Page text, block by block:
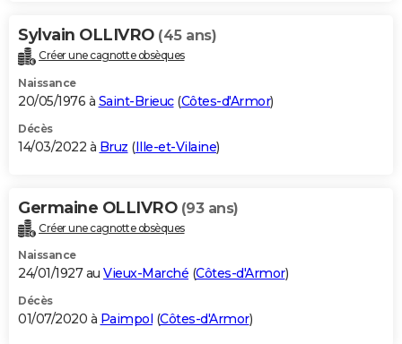
Sylvain OLLIVRO (45 ans)
Créer une cagnotte obsèques
Naissance
20/05/1976 à Saint-Brieuc(Côtes-d'Armor)
Décès
14/03/2022 à Bruz (Ille-et-Vilaine)
Germaine OLLIVRO (93 ans)
Créer une cagnotte obsèques
Naissance
24/01/1927 au Vieux-Marché (Côtes-d'Armor)
Décès
01/07/2020 à Paimpol (Côtes-d'Armor)